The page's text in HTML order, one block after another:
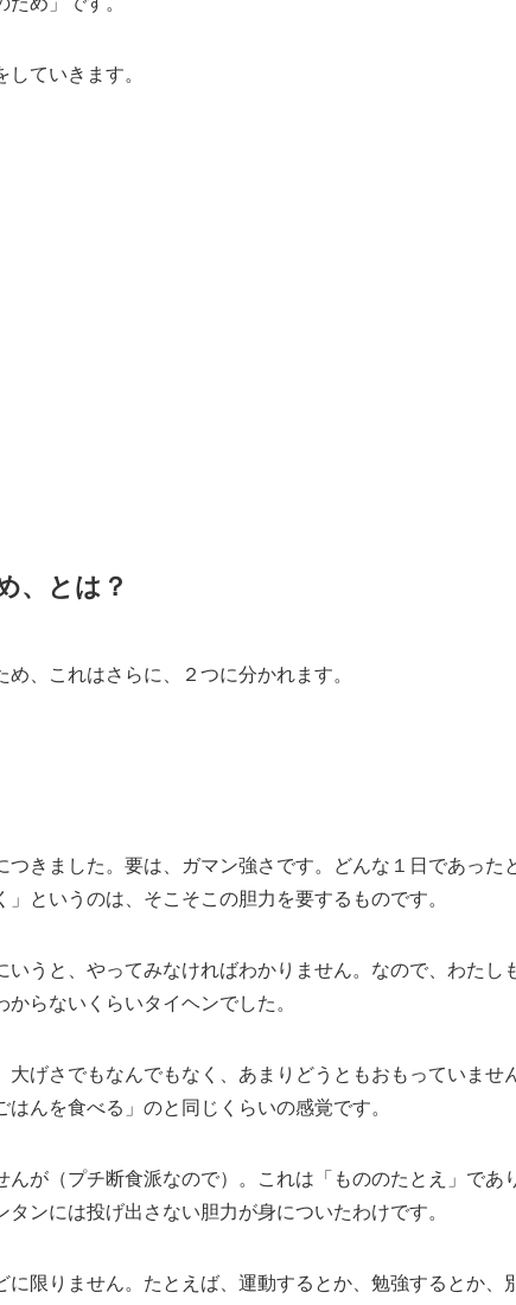
ていきます。
、とは？
、これはさらに、２つに分かれます。
きました。要は、ガマン強さです。どんな１日であった
というのは、そこそこの胆力を要するものです。
うと、やってみなければわかりません。なので、わたし
らないくらいタイヘンでした。
大げさでもなんでもなく、あまりどうともおもっていませ
んを食べる」のと同じくらいの感覚です。
んが（プチ断食派なので）。これは「もののたとえ」であ
ンには投げ出さない胆力が身についたわけです。
に限りません。たとえば、運動するとか、勉強するとか、